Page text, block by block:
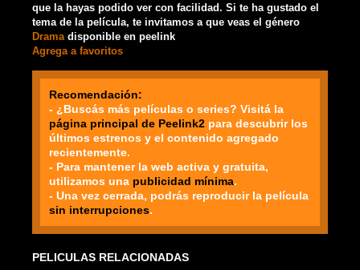
que la hayas podido ver con facilidad. Si te ha gustado el
tema de la película, te invitamos a que veas el género
Drama disponible en peelink
Agrega a favoritos
Recomendación:
- ¿Buscás más películas o series? Visitá la
página principal de Peelink2 para descubrir los
últimos estrenos y el contenido agregado
recientemente.
- Para mantener la web activa y gratuita,
utilizamos una publicidad mínima.
- Una vez cerrada, podrás reproducir la película
sin interrupciones.
PELICULAS RELACIONADAS